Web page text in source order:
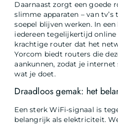
Daarnaast zorgt een goede
slimme apparaten – van
soepel blijven werken. In
iedereen tegelijkertijd
krachtige router dat het
Yorcom biedt routers die
aankunnen, zodat je
wat je doet.
Draadloos gemak: het
Een sterk WiFi-signaal is
belangrijk als elektriciteit.